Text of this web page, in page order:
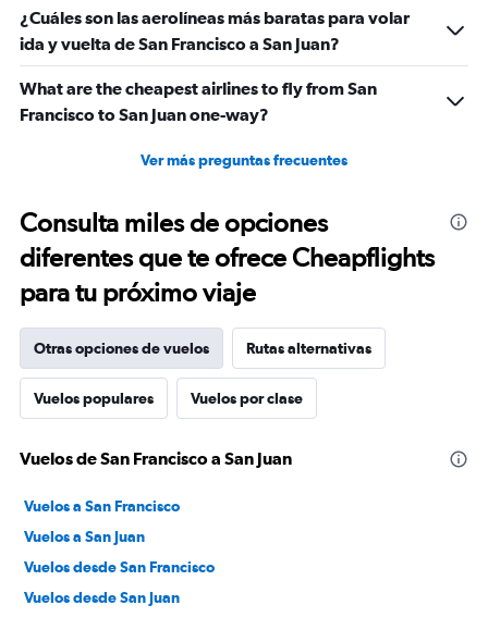
¿Cuáles son las aerolíneas más baratas para volar
ida y vuelta de San Francisco a San Juan?
What are the cheapest airlines to fly from San
Francisco to San Juan one-way?
Ver más preguntas frecuentes
Consulta miles de opciones
diferentes que te ofrece Cheapflights
para tu próximo viaje
Otras opciones de vuelos Rutas alternativas
Vuelos populares Vuelos por clase
Vuelos de San Francisco a San Juan
Vuelos a San Francisco
Vuelos a San Juan
Vuelos desde San Francisco
Vuelos desde San Juan